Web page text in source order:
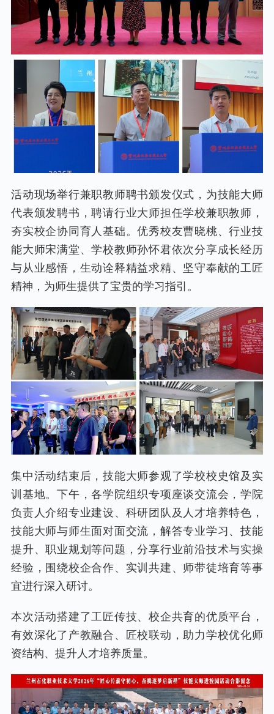
活动现场举行兼职教师聘书颁发仪式，为技能大师
代表颁发聘书，聘请行业大师担任学校兼职教师，
夯实校企协同育人基础。优秀校友曹晓桃、行业技
能大师宋满堂、学校教师孙怀君依次分享成长经历
与从业感悟，生动诠释精益求精、坚守奉献的工匠
精神，为师生提供了宝贵的学习指引。
集中活动结束后，技能大师参观了学校校史馆及实
训基地。下午，各学院组织专项座谈交流会，学院
负责人介绍专业建设、科研团队及人才培养特色，
技能大师与师生面对面交流，解答专业学习、技能
提升、职业规划等问题，分享行业前沿技术与实操
经验，围绕校企合作、实训共建、师带徒培育等事
宜进行深入研讨。
本次活动搭建了工匠传技、校企共育的优质平台，
有效深化了产教融合、匠校联动，助力学校优化师
资结构、提升人才培养质量。